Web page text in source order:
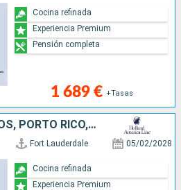
1 689 € +Tasas
Cocina refinada
Experiencia Premium
Pensión completa
ISLAS TURCAS Y CAICOS, PORTO RICO, SANTO TOMÁS, ESTADOS UNIDOS, REPÚBLICA DOMINICANA, BAHAMAS
Fort Lauderdale 05/02/2028
Cocina refinada
Experiencia Premium